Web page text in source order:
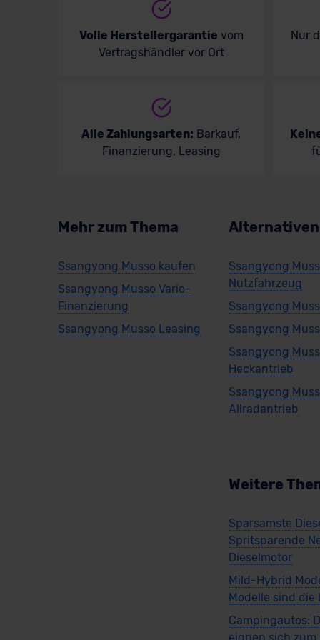
Volle Herstellergarantie vom
Vertragshändler vor Ort
Nur
Alle Zahlungsarten: Barkauf,
Finanzierung, Leasing
Mehr zum Thema
Ssangyong Musso kaufen
Ssangyong Musso Vario-
Finanzierung
Ssangyong Musso Leasing
Alternativen
Ssangyong
Nutzfahrzeug
Ssangyong
Ssangyong
Ssangyong
Heckantrieb
Ssangyong
Allradantrieb
Weitere
Sparsamste
Spritsparende
Dieselmotor
Mild-Hybrid
Modelle sind die
Campingautos:
eignen sich zum